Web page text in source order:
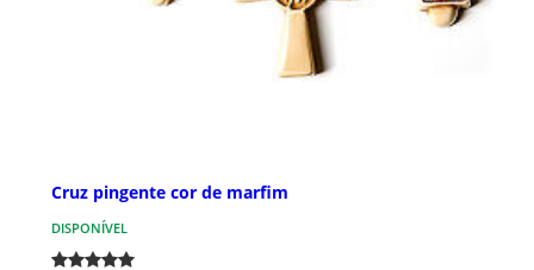
Cruz pingente cor de marfim
DISPONÍVEL